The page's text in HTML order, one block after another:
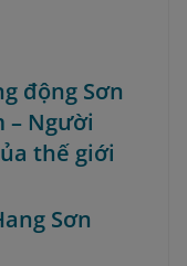
động Sơn
– Người
thế giới
Sơn